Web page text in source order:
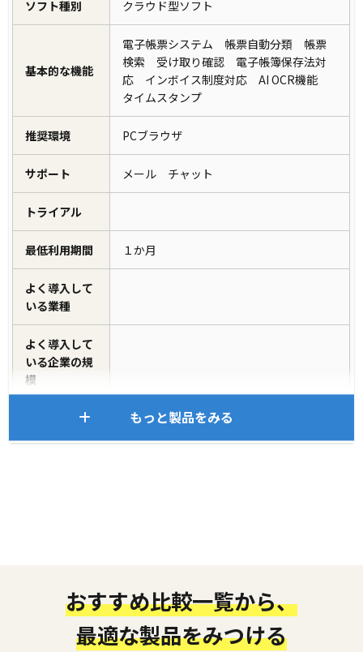
ソフト種別 クラウド型ソフト
基本的な機能
電子帳票システム 帳票自動分類 帳票
検索 受け取り確認 電子帳簿保存法対
応 インボイス制度対応 AI OCR機能
タイムスタンプ
推奨環境 PCブラウザ
サポート メール チャット
トライアル
最低利用期間 １か月
よく導入して
いる業種
よく導入して
いる企業の規
模
もっと製品をみる
おすすめ比較一覧から、
最適な製品をみつける